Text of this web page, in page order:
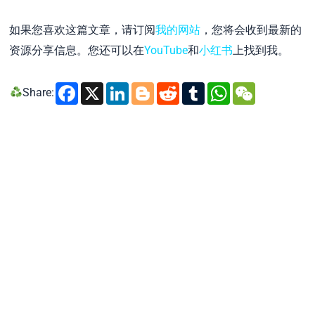
如果您喜欢这篇文章，请订阅我的网站 ，您将会收到最新的
资源分享信息。您还可以在YouTube和小红书上找到我。
Share: Facebook
X LinkedIn
Blogger
Reddit
Tumblr